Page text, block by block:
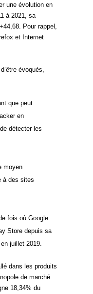
une évolution en
à 2021, sa
Pour rappel,
et Internet
évoqués,
que peut
en
détecter les
moyen
à des sites
fois où Google
Store depuis sa
juillet 2019.
dans les produits
de marché
18,34% du